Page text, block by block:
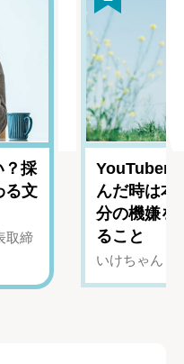
？採
る文
取締
YouTuber
んだ時は
分の機嫌を
ること
いけちゃん（